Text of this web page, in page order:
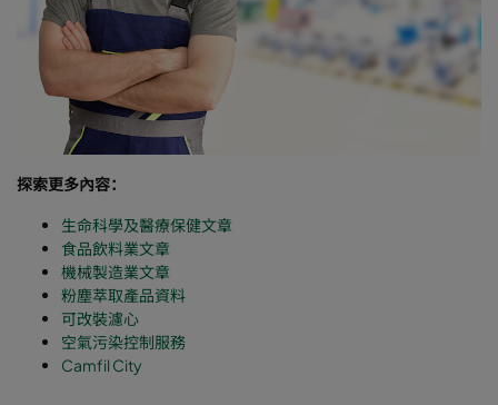
探索更多內容：
生命科學及醫療保健文章
食品飲料業文章
機械製造業文章
粉塵萃取產品資料
可改裝濾心
空氣污染控制服務
Camfil City